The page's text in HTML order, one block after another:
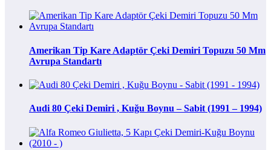
Amerikan Tip Kare Adaptör Çeki Demiri Topuzu 50 Mm
Avrupa Standartı
Audi 80 Çeki Demiri , Kuğu Boynu – Sabit (1991 – 1994)